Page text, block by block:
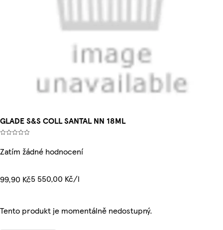
GLADE S&S COLL SANTAL NN 18ML
Zatím žádné hodnocení
99,90 Kč5 550,00 Kč/l
Tento produkt je momentálně nedostupný.